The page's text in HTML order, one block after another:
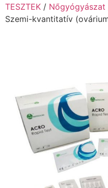
TESZTEK / Nőgyógyászat
Szemi-kvantitatív